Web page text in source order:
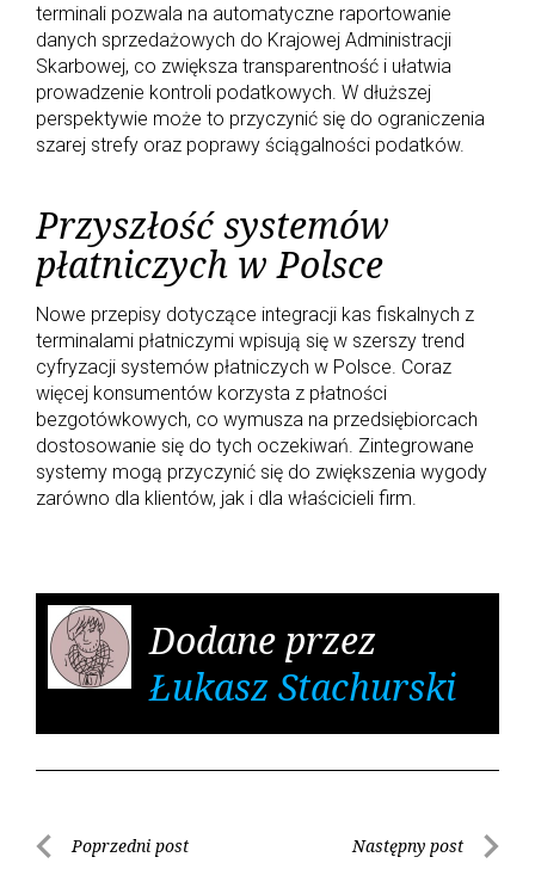
terminali pozwala na automatyczne raportowanie
danych sprzedażowych do Krajowej Administracji
Skarbowej, co zwiększa transparentność i ułatwia
prowadzenie kontroli podatkowych. W dłuższej
perspektywie może to przyczynić się do ograniczenia
szarej strefy oraz poprawy ściągalności podatków.
Przyszłość systemów
płatniczych w Polsce
Nowe przepisy dotyczące integracji kas fiskalnych z
terminalami płatniczymi wpisują się w szerszy trend
cyfryzacji systemów płatniczych w Polsce. Coraz
więcej konsumentów korzysta z płatności
bezgotówkowych, co wymusza na przedsiębiorcach
dostosowanie się do tych oczekiwań. Zintegrowane
systemy mogą przyczynić się do zwiększenia wygody
zarówno dla klientów, jak i dla właścicieli firm.
Dodane przez
Łukasz Stachurski
N
Poprzedni post Następny post